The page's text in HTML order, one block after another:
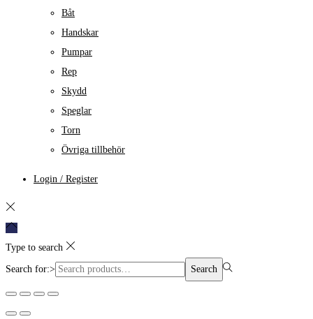
Båt
Handskar
Pumpar
Rep
Skydd
Speglar
Torn
Övriga tillbehör
Login / Register
Type to search
Search for:> Search